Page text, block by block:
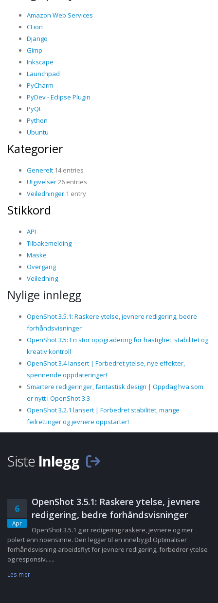
Amazon Web Services
CLion
Django
Gimp
Inkscape
Launchpad
PyCharm
PyDev - Eclipse Plugin
PyQt
Python
Ubuntu
Kategorier
Generelt 14 entries
Utgivelser26 entries
Veiledninger 1 entry
Stikkord
API
Tilbakemelding
Maske
Overgang
Veiledning
Nylige innlegg
OpenShot 3.5.1: Raskere ytelse, jevnere redigering, bedre
forhåndsvisninger
OpenShot 3.5: En stor oppgradering for hastighet, stabilitet og
kreativ kontroll
OpenShot 3.4 lansert | Forbedret ytelse, nye effekter,
spennende oppdateringer!
Smartere redigeringer, fantastisk design | Oppdag hva som
er nytt i OpenShot 3.3
OpenShot 3.2.1 lansert | Forbedret stabilitet, mange
feilrettinger og jevnere oppstarter!
Siste Inlegg
6
Apr
OpenShot 3.5.1: Raskere ytelse, jevnere
redigering, bedre forhåndsvisninger
OpenShot 3.5.1 gjør redigering raskere, jevnere og mer
polert enn noensinne. Den legger til en innebygd Optimaliser
forhåndsvisning-arbeidsflyt for jevnere redigering, forbedrer ytelse
og responsiv......
Les mer